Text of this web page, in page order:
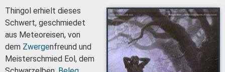
Thingol erhielt dieses
Schwert, geschmiedet
aus Meteoreisen, von
dem Zwergenfreund und
Meisterschmied Eol, dem